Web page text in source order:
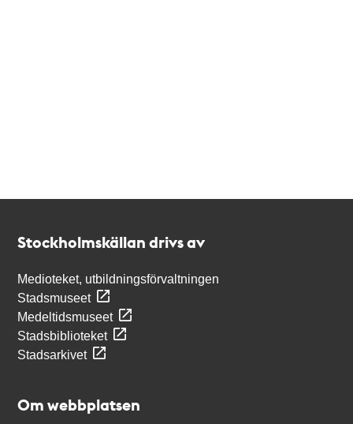
Stockholmskällan drivs av
Medioteket, utbildningsförvaltningen
Stadsmuseet
Medeltidsmuseet
Stadsbiblioteket
Stadsarkivet
Om webbplatsen